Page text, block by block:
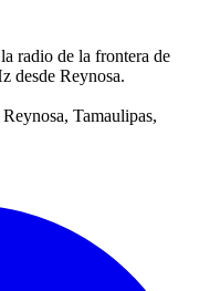
radio de la frontera de
desde Reynosa.
Tamaulipas,